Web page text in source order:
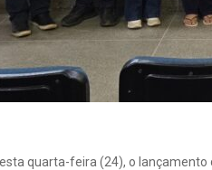
quarta-feira (24), o lançamento